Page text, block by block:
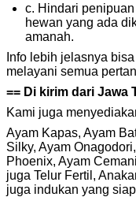
c. Hindari
hewan yang ada
amanah.
Info lebih jelasnya
melayani semua
== Di kirim dari Jawa
Kami juga
Ayam Kapas, Ayam
Silky, Ayam
Phoenix, Ayam
juga Telur Fertil,
juga indukan yang